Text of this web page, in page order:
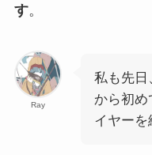
す。
Ray
私も先日
から初め
イヤーを